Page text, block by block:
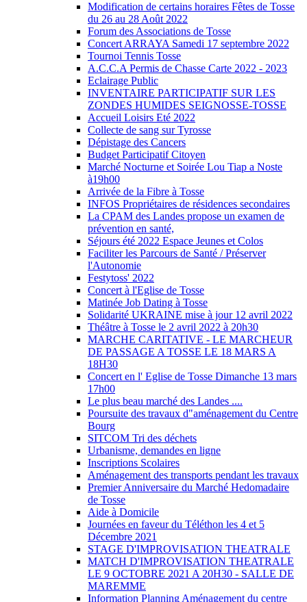
Modification de certains horaires Fêtes de Tosse
du 26 au 28 Août 2022
Forum des Associations de Tosse
Concert ARRAYA Samedi 17 septembre 2022
Tournoi Tennis Tosse
A.C.C.A Permis de Chasse Carte 2022 - 2023
Eclairage Public
INVENTAIRE PARTICIPATIF SUR LES
ZONDES HUMIDES SEIGNOSSE-TOSSE
Accueil Loisirs Eté 2022
Collecte de sang sur Tyrosse
Dépistage des Cancers
Budget Participatif Citoyen
Marché Nocturne et Soirée Lou Tiap a Noste
à19h00
Arrivée de la Fibre à Tosse
INFOS Propriétaires de résidences secondaires
La CPAM des Landes propose un examen de
prévention en santé,
Séjours été 2022 Espace Jeunes et Colos
Faciliter les Parcours de Santé / Préserver
l'Autonomie
Festytoss' 2022
Concert à l'Eglise de Tosse
Matinée Job Dating à Tosse
Solidarité UKRAINE mise à jour 12 avril 2022
Théâtre à Tosse le 2 avril 2022 à 20h30
MARCHE CARITATIVE - LE MARCHEUR
DE PASSAGE A TOSSE LE 18 MARS A
18H30
Concert en l' Eglise de Tosse Dimanche 13 mars
17h00
Le plus beau marché des Landes ....
Poursuite des travaux d"aménagement du Centre
Bourg
SITCOM Tri des déchets
Urbanisme, demandes en ligne
Inscriptions Scolaires
Aménagement des transports pendant les travaux
Premier Anniversaire du Marché Hedomadaire
de Tosse
Aide à Domicile
Journées en faveur du Téléthon les 4 et 5
Décembre 2021
STAGE D'IMPROVISATION THEATRALE
MATCH D'IMPROVISATION THEATRALE
LE 9 OCTOBRE 2021 A 20H30 - SALLE DE
MAREMME
Information Planning Aménagement du centre